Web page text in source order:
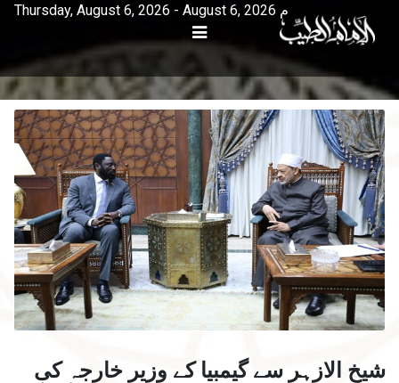
Thursday, August 6, 2026 - August 6, 2026 م
شیخ الازہر سے گیمبیا کے وزیر خارجہ کی